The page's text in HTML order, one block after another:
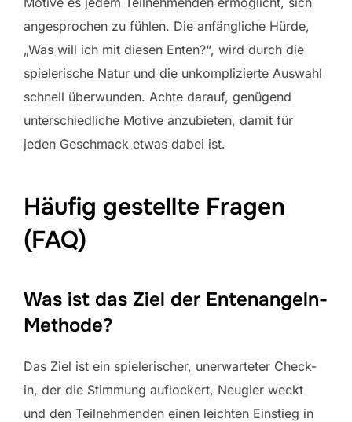
angesprochen zu fühlen. Die anfängliche Hürde,
„Was will ich mit diesen Enten?“, wird durch die
spielerische Natur und die unkomplizierte Auswahl
schnell überwunden. Achte darauf, genügend
unterschiedliche Motive anzubieten, damit für
jeden Geschmack etwas dabei ist.
Häufig gestellte Fragen
(FAQ)
Was ist das Ziel der Entenangeln-
Methode?
Das Ziel ist ein spielerischer, unerwarteter Check-
in, der die Stimmung auflockert, Neugier weckt
und den Teilnehmenden einen leichten Einstieg in